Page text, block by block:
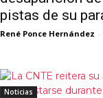
pistas de su
René Ponce Hernández -
Noticias